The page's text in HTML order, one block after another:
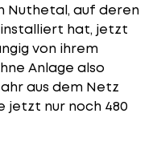
Nuthetal, auf deren
hat, jetzt
von ihrem
Anlage also
aus dem Netz
jetzt nur noch 480